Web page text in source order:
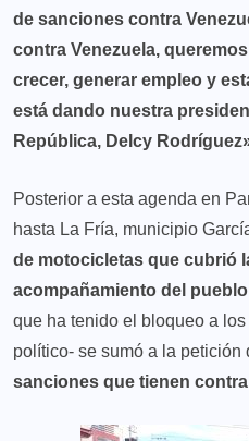
de sanciones contra
contra Venezuela,
crecer, generar empleo y
está dando nuestra
República, Delcy
Posterior a esta agenda en
hasta La Fría, municipio
de motocicletas que cubrió
acompañamiento del pueblo
que ha tenido el bloqueo a
político- se sumó a la petición
sanciones que tienen